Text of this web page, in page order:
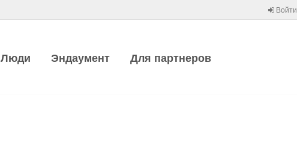
Войти
Люди Эндаумент Для партнеров